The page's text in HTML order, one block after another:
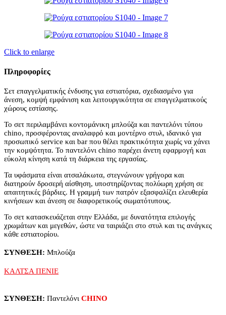
Click to enlarge
Πληροφορίες
Σετ επαγγελματικής ένδυσης για εστιατόρια, σχεδιασμένο για
άνεση, κομψή εμφάνιση και λειτουργικότητα σε επαγγελματικούς
χώρους εστίασης.
Το σετ περιλαμβάνει κοντομάνικη μπλούζα και παντελόνι τύπου
chino, προσφέροντας αναλαφρό και μοντέρνο στυλ, ιδανικό για
προσωπικό service και bar που θέλει πρακτικότητα χωρίς να χάνει
την κομψότητα. Το παντελόνι chino παρέχει άνετη εφαρμογή και
εύκολη κίνηση κατά τη διάρκεια της εργασίας.
Τα υφάσματα είναι ατσαλάκωτα, στεγνώνουν γρήγορα και
διατηρούν δροσερή αίσθηση, υποστηρίζοντας πολύωρη χρήση σε
απαιτητικές βάρδιες. Η γραμμή των πατρόν εξασφαλίζει ελευθερία
κινήσεων και άνεση σε διαφορετικούς σωματότυπους.
Το σετ κατασκευάζεται στην Ελλάδα, με δυνατότητα επιλογής
χρωμάτων και μεγεθών, ώστε να ταιριάζει στο στυλ και τις ανάγκες
κάθε εστιατορίου.
ΣΥΝΘΕΣΗ: Μπλούζα
ΚΑΛΤΣΑ ΠΕΝΙΕ
ΣΥΝΘΕΣΗ: Παντελόνι CHINO